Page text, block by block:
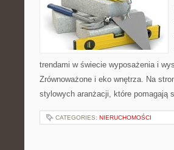
trendami w świecie wyposażenia i
Zrównoważone i eko wnętrza. Na
stylowych aranżacji, które
CATEGORIES: NIERUCHOMOŚCI